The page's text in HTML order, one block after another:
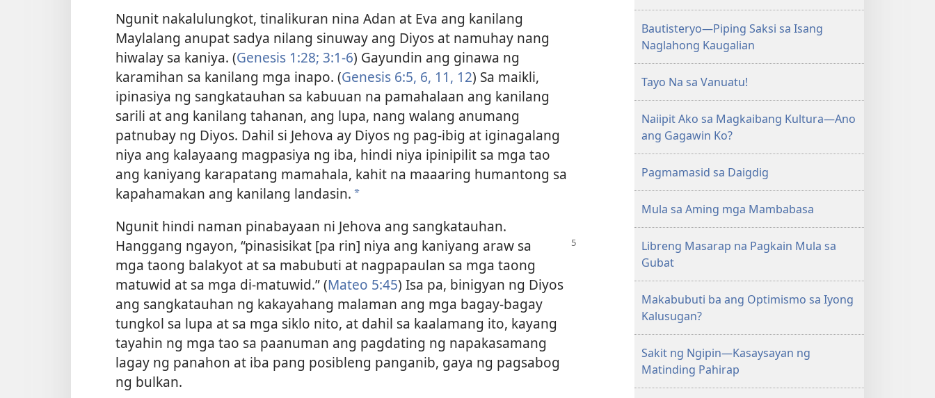
Ngunit nakalulungkot, tinalikuran nina Adan at Eva ang kanilang
Maylalang anupat sadya nilang sinuway ang Diyos at namuhay nang
hiwalay sa kaniya. (Genesis 1:28; 3:1-6) Gayundin ang ginawa ng
karamihan sa kanilang mga inapo. (Genesis 6:5, 6, 11, 12) Sa maikli,
ipinasiya ng sangkatauhan sa kabuuan na pamahalaan ang kanilang
sarili at ang kanilang tahanan, ang lupa, nang walang anumang
patnubay ng Diyos. Dahil si Jehova ay Diyos ng pag-ibig at iginagalang
niya ang kalayaang magpasiya ng iba, hindi niya ipinipilit sa mga tao
ang kaniyang karapatang mamahala, kahit na maaaring humantong sa
kapahamakan ang kanilang landasin. *
Ngunit hindi naman pinabayaan ni Jehova ang sangkatauhan.
Hanggang ngayon, “pinasisikat [pa rin] niya ang kaniyang araw sa
mga taong balakyot at sa mabubuti at nagpapaulan sa mga taong
matuwid at sa mga di-matuwid.” (Mateo 5:45) Isa pa, binigyan ng Diyos
ang sangkatauhan ng kakayahang malaman ang mga bagay-bagay
tungkol sa lupa at sa mga siklo nito, at dahil sa kaalamang ito, kayang
tayahin ng mga tao sa paanuman ang pagdating ng napakasamang
lagay ng panahon at iba pang posibleng panganib, gaya ng pagsabog
ng bulkan.
Bautisteryo—Piping Saksi sa Isang
Naglahong Kaugalian
Tayo Na sa Vanuatu!
Naiipit Ako sa Magkaibang Kultura—Ano
ang Gagawin Ko?
Pagmamasid sa Daigdig
Mula sa Aming mga Mambabasa
Libreng Masarap na Pagkain Mula sa
Gubat
Makabubuti ba ang Optimismo sa Iyong
Kalusugan?
Sakit ng Ngipin—Kasaysayan ng
Matinding Pahirap